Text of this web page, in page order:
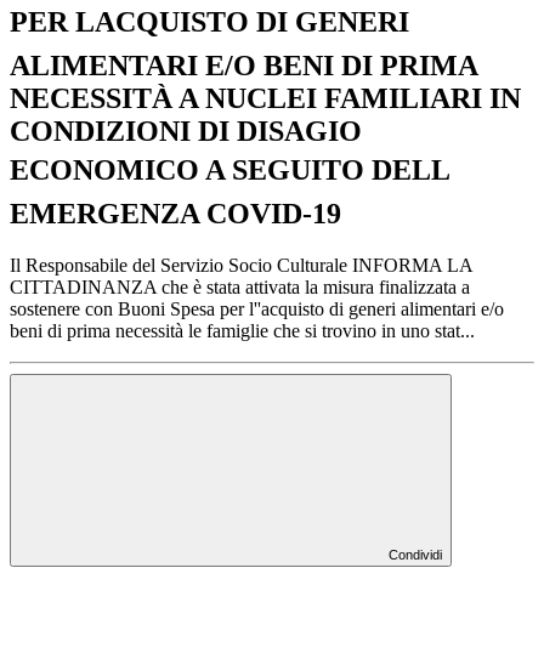
PER LACQUISTO DI GENERI
ALIMENTARI E/O BENI DI PRIMA
NECESSITÀ A NUCLEI FAMILIARI IN
CONDIZIONI DI DISAGIO
ECONOMICO A SEGUITO DELL
EMERGENZA COVID-19
Il Responsabile del Servizio Socio Culturale INFORMA LA
CITTADINANZA che è stata attivata la misura finalizzata a
sostenere con Buoni Spesa per l''acquisto di generi alimentari e/o
beni di prima necessità le famiglie che si trovino in uno stat...
Condividi